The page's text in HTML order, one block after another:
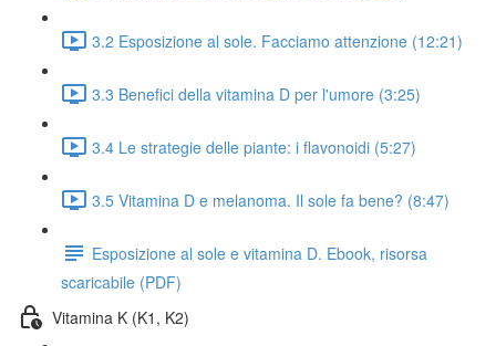
3.2 Esposizione al sole. Facciamo attenzione (12:21)
3.3 Benefici della vitamina D per l'umore (3:25)
3.4 Le strategie delle piante: i flavonoidi (5:27)
3.5 Vitamina D e melanoma. Il sole fa bene? (8:47)
Esposizione al sole e vitamina D. Ebook, risorsa
scaricabile (PDF)
Vitamina K (K1, K2)